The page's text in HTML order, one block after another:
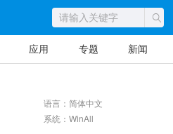
应用 专题 新闻
语言：简体中文
系统：WinAll